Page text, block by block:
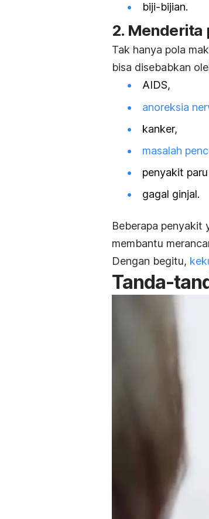
biji-bijian.
2.
Tak hanya pola
bisa disebabkan
AIDS,
anoreksia
kanker,
masalah
penyakit
gagal ginjal.
Beberapa penyakit
membantu
Dengan begitu,
Tanda-